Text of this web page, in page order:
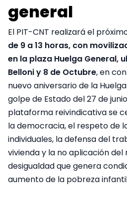
general
El PIT-CNT realizará el
de 9 a 13 horas, con
en la plaza Huelga General,
Belloni y 8 de Octubre, en
nuevo aniversario de la
golpe de Estado del 27 de junio
plataforma reivindicativa se
la democracia, el respeto de
individuales, la defensa del
vivienda y la no aplicación del
desigualdad que genera
aumento de la pobreza